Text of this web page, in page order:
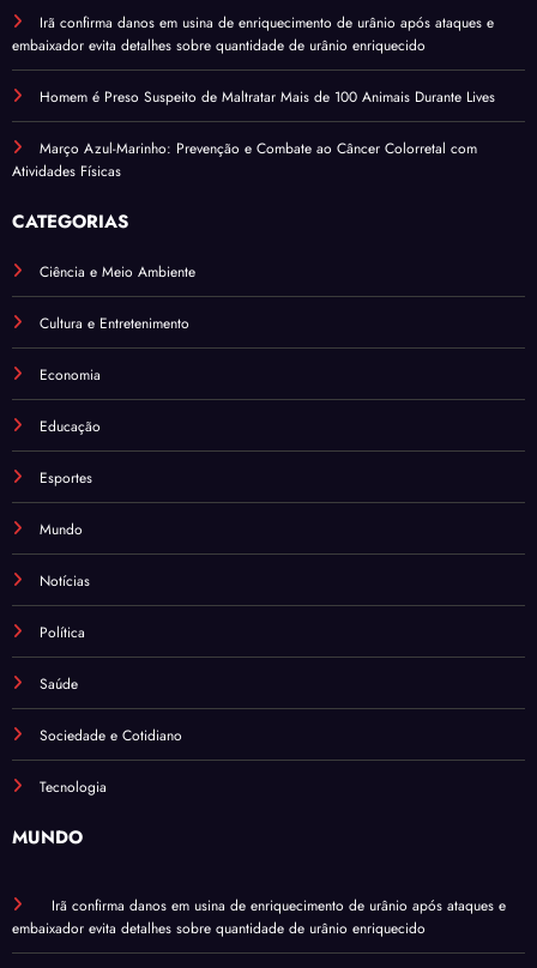
Irã confirma danos em usina de enriquecimento de urânio após ataques e
embaixador evita detalhes sobre quantidade de urânio enriquecido
Homem é Preso Suspeito de Maltratar Mais de 100 Animais Durante Lives
Março Azul-Marinho: Prevenção e Combate ao Câncer Colorretal com
Atividades Físicas
CATEGORIAS
Ciência e Meio Ambiente
Cultura e Entretenimento
Economia
Educação
Esportes
Mundo
Notícias
Política
Saúde
Sociedade e Cotidiano
Tecnologia
MUNDO
Irã confirma danos em usina de enriquecimento de urânio após ataques e
embaixador evita detalhes sobre quantidade de urânio enriquecido